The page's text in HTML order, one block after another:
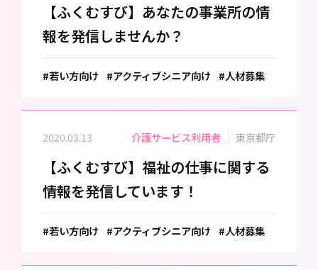
【ふくむすび】あなたの事業所の情
報を発信しませんか？
#若い方向け #アクティブシニア向け #人材募集
2020.03.13 介護サービス利用者 東京都庁
【ふくむすび】福祉の仕事に関する
情報を発信しています！
#若い方向け #アクティブシニア向け #人材募集